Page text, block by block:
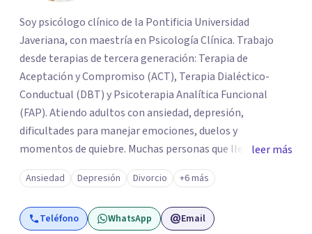
Soy psicólogo clínico de la Pontificia Universidad
Javeriana, con maestría en Psicología Clínica. Trabajo
desde terapias de tercera generación: Terapia de
Aceptación y Compromiso (ACT), Terapia Dialéctico-
Conductual (DBT) y Psicoterapia Analítica Funcional
(FAP). Atiendo adultos con ansiedad, depresión,
dificultades para manejar emociones, duelos y
momentos de quiebre. Muchas personas que llegan a
consulta no solo cargan con un síntoma: sienten que sus
propias reacciones emocionales les complican más la
vida. Desde ahí trabajamos. No busco eliminar el
malestar a la fuerza. Prefiero entender qué lo sostiene y
leer más
Ansiedad Depresión Divorcio +6 más
Teléfono WhatsApp Email